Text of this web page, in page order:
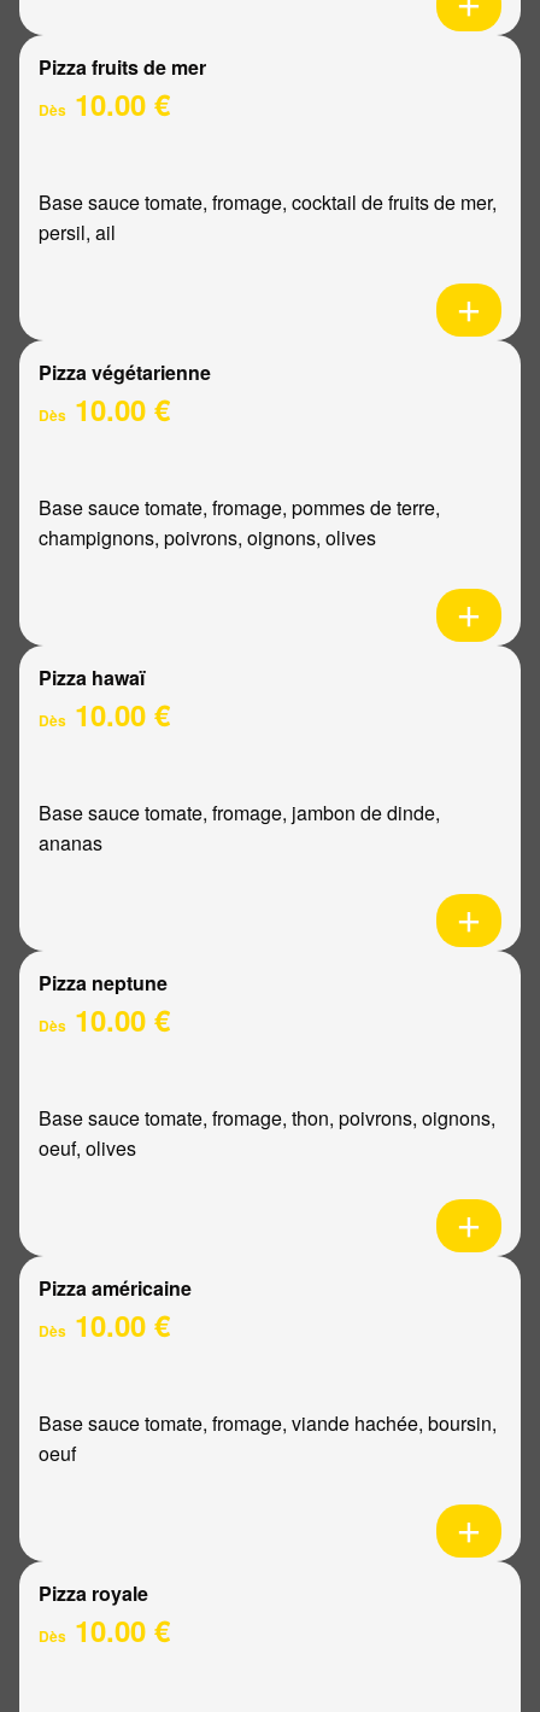
Pizza fruits de mer
Dès 10.00 €
Base sauce tomate, fromage, cocktail de fruits de mer,
persil, ail
Pizza végétarienne
Dès 10.00 €
Base sauce tomate, fromage, pommes de terre,
champignons, poivrons, oignons, olives
Pizza hawaï
Dès 10.00 €
Base sauce tomate, fromage, jambon de dinde,
ananas
Pizza neptune
Dès 10.00 €
Base sauce tomate, fromage, thon, poivrons, oignons,
oeuf, olives
Pizza américaine
Dès 10.00 €
Base sauce tomate, fromage, viande hachée, boursin,
oeuf
Pizza royale
Dès 10.00 €